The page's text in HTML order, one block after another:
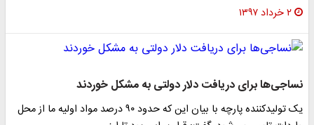
۲ خرداد ۱۳۹۷
نساجی‌ها برای دریافت دلار دولتی به مشکل خوردند
یک تولیدکننده پارچه با بیان این که حدود ۹۰ درصد مواد اولیه ما از محل